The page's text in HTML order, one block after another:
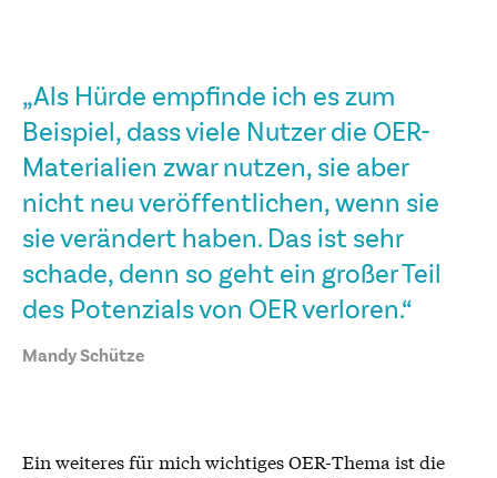
„Als Hürde empfinde ich es zum
Beispiel, dass viele Nutzer die OER-
Materialien zwar nutzen, sie aber
nicht neu veröffentlichen, wenn sie
sie verändert haben. Das ist sehr
schade, denn so geht ein großer Teil
des Potenzials von OER verloren.“
Mandy Schütze
Ein weiteres für mich wichtiges OER-Thema ist die